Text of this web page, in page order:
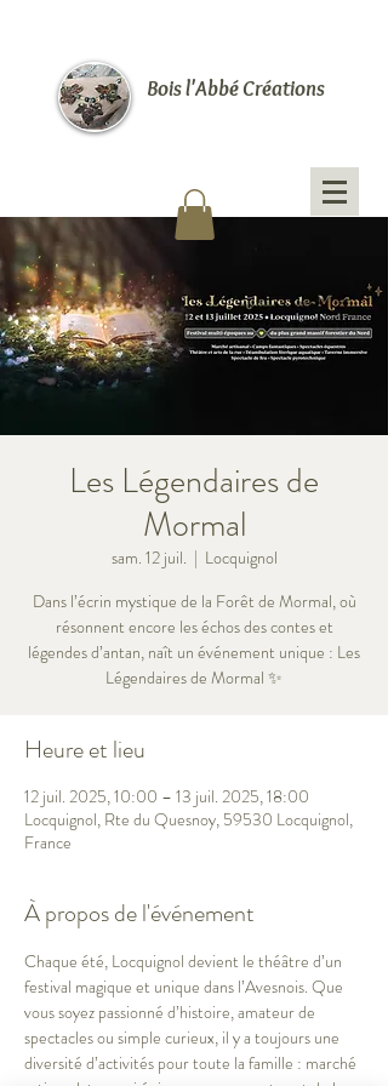
Bois l'Abbé Créations
Les Légendaires de
Mormal
sam. 12 juil.
  |
Locquignol
Dans l’écrin mystique de la Forêt de Mormal, où
résonnent encore les échos des contes et
légendes d’antan, naît un événement unique : Les
Légendaires de Mormal ✨
Heure et lieu
12 juil. 2025, 10:00 – 13 juil. 2025, 18:00
Locquignol, Rte du Quesnoy, 59530 Locquignol,
France
À propos de l'événement
Chaque été, Locquignol devient le théâtre d’un
festival magique et unique dans l’Avesnois. Que
vous soyez passionné d’histoire, amateur de
spectacles ou simple curieux, il y a toujours une
diversité d’activités pour toute la famille : marché